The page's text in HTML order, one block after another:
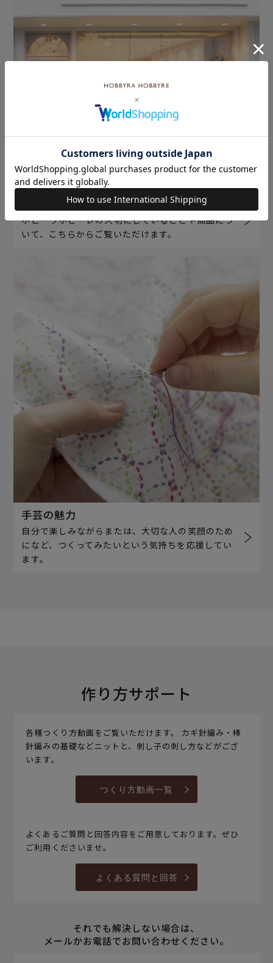
ホビーラホビーレについて
ホビーラホビーレの大切にしていることや商品につ
いて、こちらからご覧いただけます。
手芸の魅力
自分で楽しみながらまたは、大切な人の笑顔のため
になど、つくってみたいという気持ちを応援してい
ます。
作り方サポート
各種つくり方動画をご覧いただけます。 カギ針編み・棒
針編みの基礎などニットと、刺し子の刺し方などがござ
います。
つくり方動画一覧
よくあるご質問と回答内容をご用意しております。ぜひ
ご利用くださいませ。
よくある質問と回答
それでも解決しない場合は、
メールかお電話でお問い合わせください。